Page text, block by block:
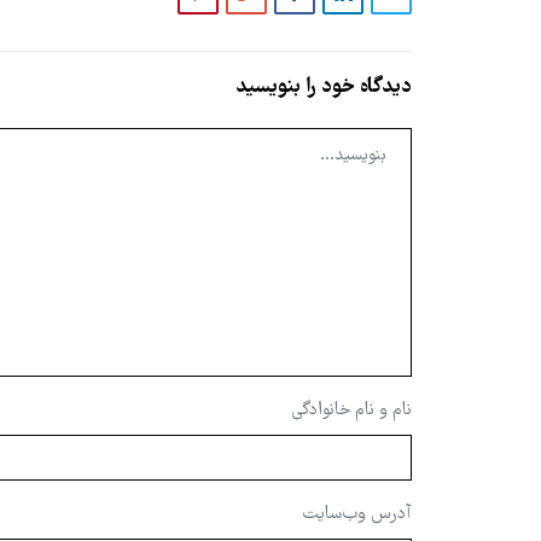
دیدگاه خود را بنویسید
نام و نام خانوادگی
آدرس وب‌سایت